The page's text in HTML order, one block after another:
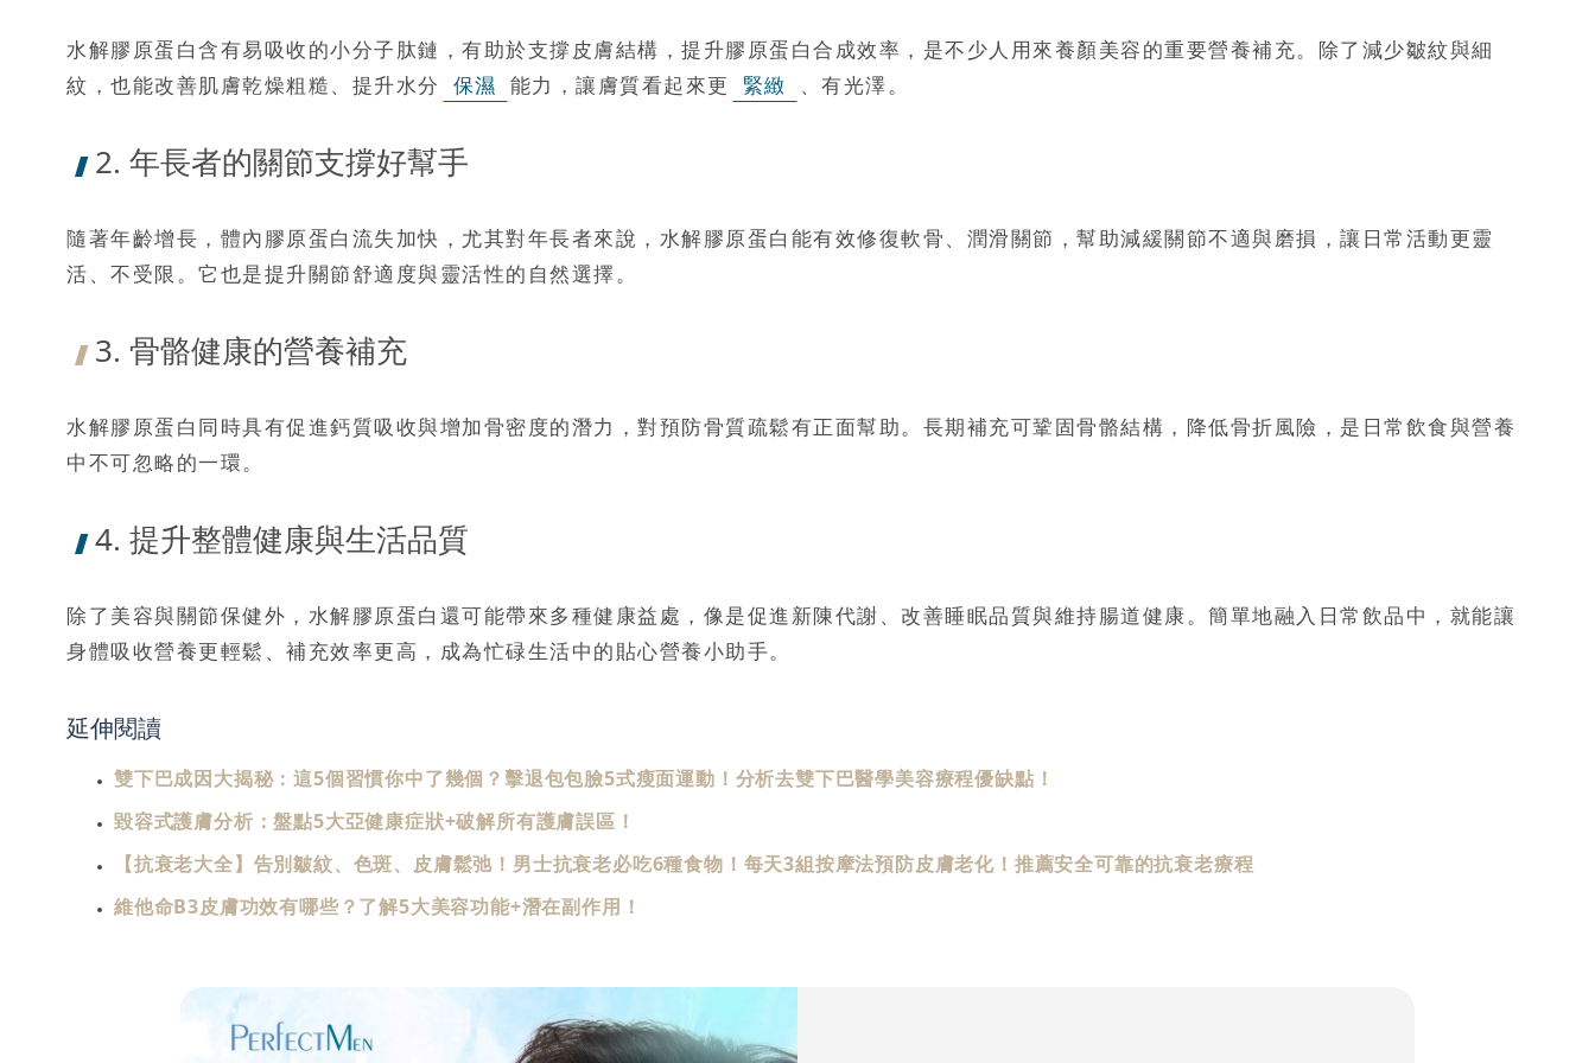
水解膠原蛋白含有易吸收的小分子肽鏈，有助於支撐皮膚結構，提升膠原蛋白合成效率，是不少人用來養顏美容的重要營養補充。除了減少皺紋與細
紋，也能改善肌膚乾燥粗糙、提升水分
保濕 能力，讓膚質看起來更 緊緻 、有光澤。
2. 年長者的關節支撐好幫手
隨著年齡增長，體內膠原蛋白流失加快，尤其對年長者來說，水解膠原蛋白能有效修復軟骨、潤滑關節，幫助減緩關節不適與磨損，讓日常活動更靈
活、不受限。它也是提升關節舒適度與靈活性的自然選擇。
3. 骨骼健康的營養補充
水解膠原蛋白同時具有促進鈣質吸收與增加骨密度的潛力，對預防骨質疏鬆有正面幫助。長期補充可鞏固骨骼結構，降低骨折風險，是日常飲食與營養
中不可忽略的一環。
4. 提升整體健康與生活品質
除了美容與關節保健外，水解膠原蛋白還可能帶來多種健康益處，像是促進新陳代謝、改善睡眠品質與維持腸道健康。簡單地融入日常飲品中，就能讓
身體吸收營養更輕鬆、補充效率更高，成為忙碌生活中的貼心營養小助手。
延伸閱讀
雙下巴成因大揭秘：這5個習慣你中了幾個？擊退包包臉5式瘦面運動！分析去雙下巴醫學美容療程優缺點！
毀容式護膚分析：盤點5大亞健康症狀+破解所有護膚誤區！
【抗衰老大全】告別皺紋、色斑、皮膚鬆弛！男士抗衰老必吃6種食物！每天3組按摩法預防皮膚老化！推薦安全可靠的抗衰老療程
維他命B3皮膚功效有哪些？了解5大美容功能+潛在副作用！